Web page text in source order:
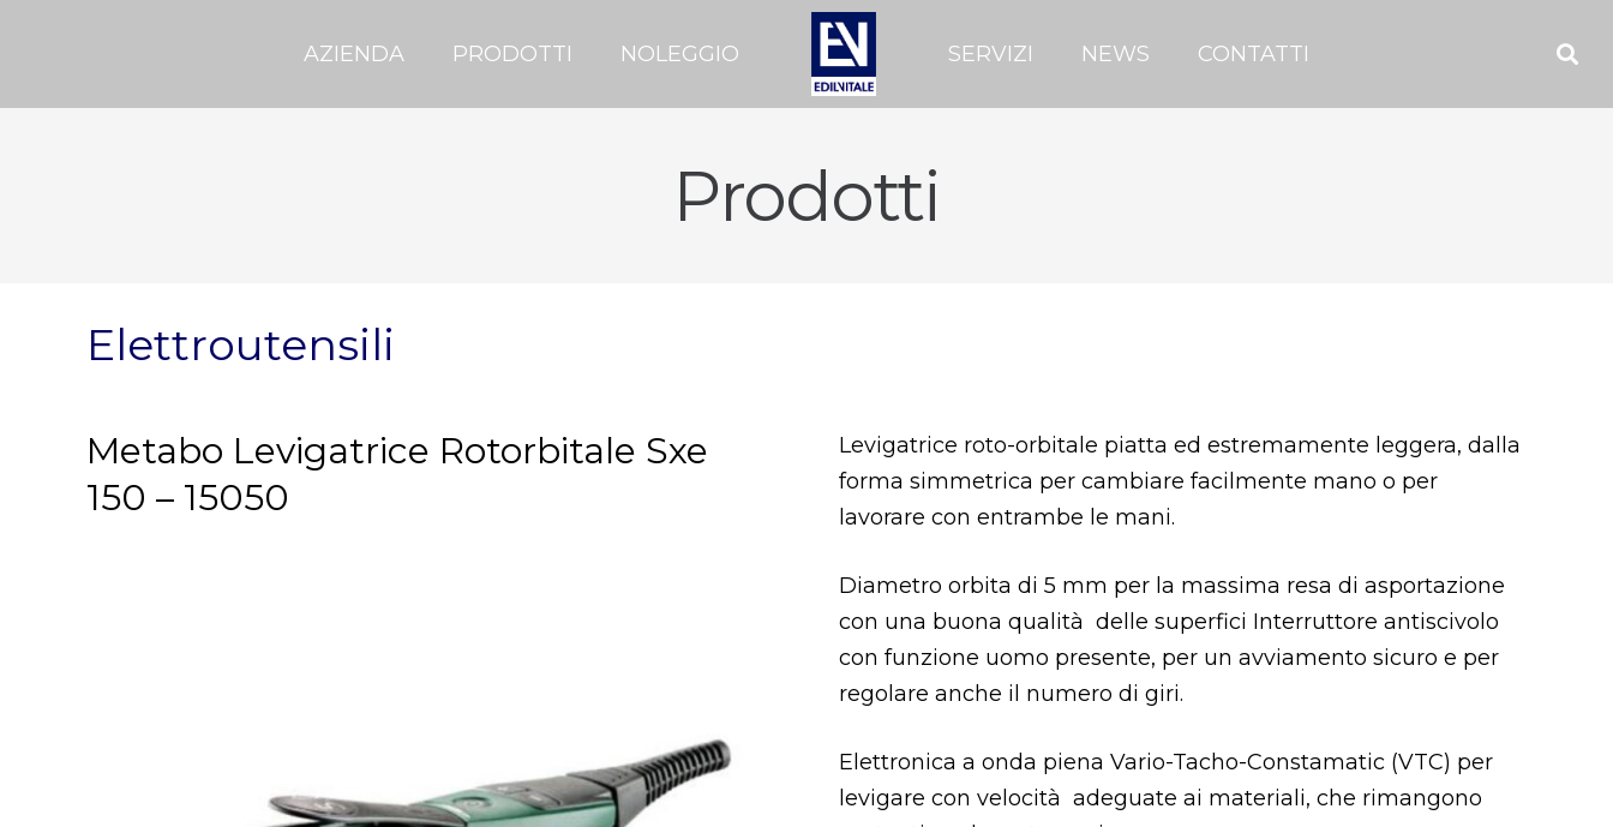
AZIENDA PRODOTTI NOLEGGIO SERVIZI NEWS CONTATTI
Prodotti
Elettroutensili
Metabo Levigatrice Rotorbitale Sxe
150 – 15050
Levigatrice roto-orbitale piatta ed estremamente leggera, dalla
forma simmetrica per cambiare facilmente mano o per
lavorare con entrambe le mani.
Diametro orbita di 5 mm per la massima resa di asportazione
con una buona qualità delle superfici Interruttore antiscivolo
con funzione uomo presente, per un avviamento sicuro e per
regolare anche il numero di giri.
Elettronica a onda piena Vario-Tacho-Constamatic (VTC) per
levigare con velocità adeguate ai materiali, che rimangono